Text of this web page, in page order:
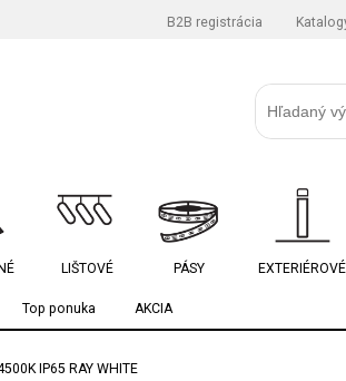
B2B registrácia
LIŠTOVÉ PÁSY EXTERIÉROVÉ
Top ponuka AKCIA
IP65 RAY WHITE